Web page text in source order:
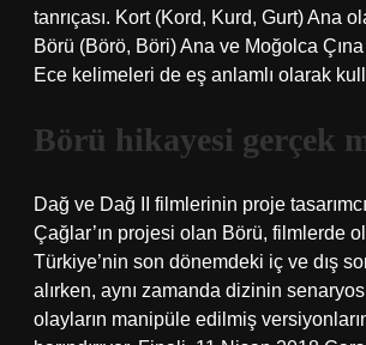
tanrıçası. Kort (Kord, Kurd, Gurt) Ana
Börü (Börö, Böri) Ana ve Moğolca
Ece kelimeleri de eş anlamlı olarak
Börü hikayesi gerçek
Dağ ve Dağ II filmlerinin proje
Çağlar’ın projesi olan Börü, filmlerde
Türkiye’nin son dönemdeki iç ve dış
alırken, aynı zamanda dizinin
olayların manipüle edilmiş